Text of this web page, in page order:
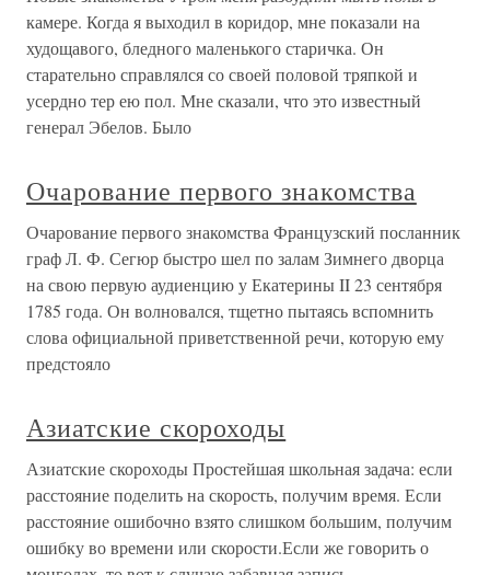
камере. Когда я выходил в коридор, мне показали на
худощавого, бледного маленького старичка. Он
старательно справлялся со своей половой тряпкой и
усердно тер ею пол. Мне сказали, что это известный
генерал Эбелов. Было
Очарование первого знакомства
Очарование первого знакомства Французский посланник
граф Л. Ф. Сегюр быстро шел по залам Зимнего дворца
на свою первую аудиенцию у Екатерины II 23 сентября
1785 года. Он волновался, тщетно пытаясь вспомнить
слова официальной приветственной речи, которую ему
предстояло
Азиатские скороходы
Азиатские скороходы Простейшая школьная задача: если
расстояние поделить на скорость, получим время. Если
расстояние ошибочно взято слишком большим, получим
ошибку во времени или скорости.Если же говорить о